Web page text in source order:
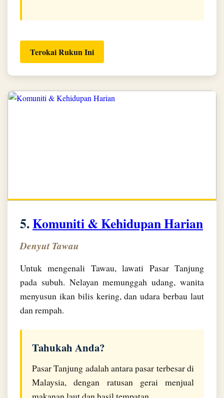
Terokai Rukun Ini
5.Komuniti & Kehidupan Harian
Denyut Tawau
Untuk mengenali Tawau, lawati Pasar Tanjung
pada subuh. Nelayan memunggah udang, wanita
menyusun ikan bilis kering, dan udara berbau laut
dan rempah.
Tahukah Anda?
Pasar Tanjung adalah antara pasar terbesar di
Malaysia, dengan ratusan gerai menjual